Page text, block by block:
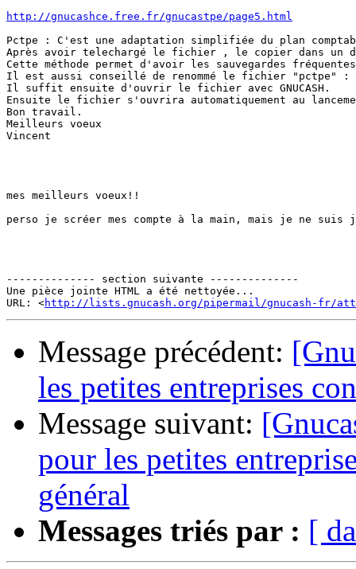
http://gnucashce.free.fr/gnucastpe/page5.html
Pctpe : C'est une adaptation simplifiée du plan
Après avoir telechargé le fichier , le copier dans un
Cette méthode permet d'avoir les sauvegardes
Il est aussi conseillé de renommé le fichier "pctpe" :
Il suffit ensuite d'ouvrir le fichier avec GNUCASH.
Ensuite le fichier s'ouvrira automatiquement au lancement
Bon travail.
Meilleurs voeux
Vincent
mes meilleurs voeux!!
perso je scréer mes compte à la main, mais je ne suis
-------------- section suivante --------------
Une pièce jointe HTML a été nettoyée...
URL: <http://lists.gnucash.org/pipermail/gnucash-fr/
Message précédent:
les petites entreprises
Message suivant:
pour les petites
général
Messages triés par : [